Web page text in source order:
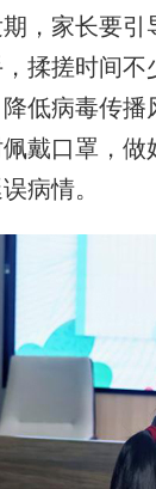
，家长要引
揉搓时间
低病毒传
戴口罩，
病情。